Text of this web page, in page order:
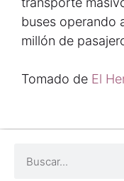
buses operando
millón de
Tomado de El